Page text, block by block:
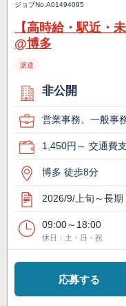
ジョブNo.A01494095
【高時給・駅近・
@博多
派遣
非公開
営業事務、一般事
1,450円～ 交通費
博多 徒歩8分
2026/9/上旬～長期
09:00～18:00
休日：土・日・祝
応募する